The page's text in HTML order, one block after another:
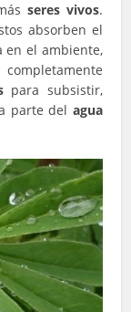
seres vivos.
absorben el
en el ambiente,
para subsistir,
parte del agua